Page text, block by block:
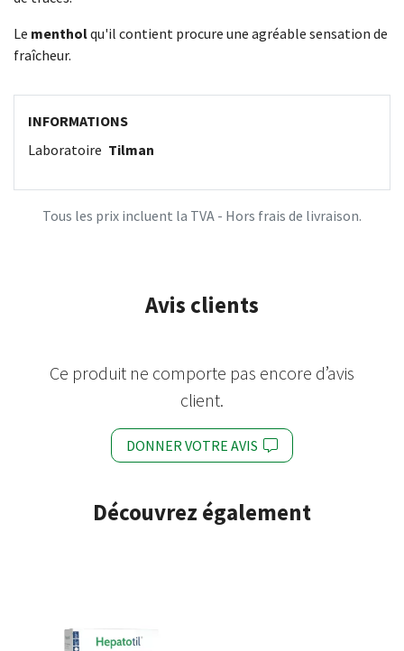
Le mentholqu'il contient procure une agréable sensation de
fraîcheur.
INFORMATIONS
Laboratoire Tilman
Tous les prix incluent la TVA - Hors frais de livraison.
Avis clients
Ce produit ne comporte pas encore d’avis
client.
DONNER VOTRE AVIS
Découvrez également